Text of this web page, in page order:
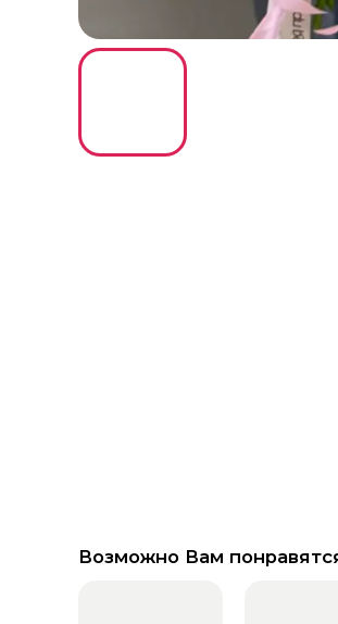
Возможно Вам